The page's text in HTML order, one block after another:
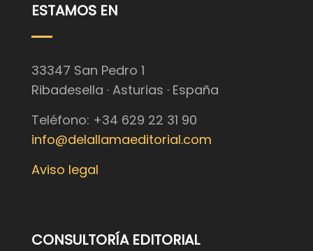
ESTAMOS EN
33347 San Pedro 1
Ribadesella · Asturias · España
Teléfono: +34 629 22 31 90
info@delallamaeditorial.com
Aviso legal
CONSULTORÍA EDITORIAL